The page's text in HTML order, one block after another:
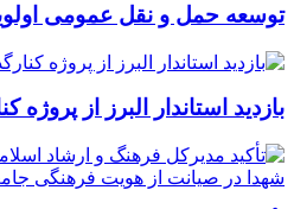
توسعه حمل و نقل عمومی
بازدید استاندار البرز از